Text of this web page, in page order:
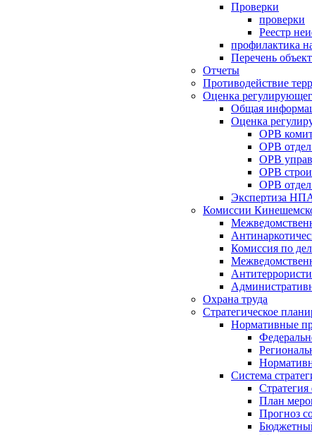
Проверки
проверки
Реестр
профилактика
Перечень
Отчеты
Противодействие
Оценка
Общая
Оценка
ОРВ
ОРВ
ОРВ
ОРВ
ОРВ отдел
Экспертиза
Комиссии
Комиссия по
Охрана труда
Стратегическое
Нормативные
Система
План
Прогноз